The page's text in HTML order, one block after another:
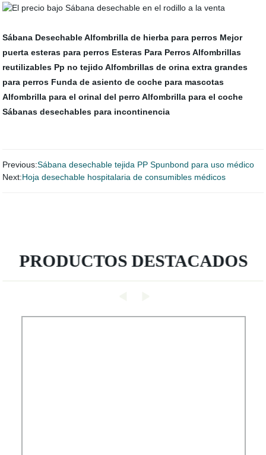
Sábana Desechable Alfombrilla de hierba para perros Mejor
puerta esteras para perros Esteras Para Perros Alfombrillas
reutilizables Pp no tejido Alfombrillas de orina extra grandes
para perros Funda de asiento de coche para mascotas
Alfombrilla para el orinal del perro Alfombrilla para el coche
Sábanas desechables para incontinencia
Previous:Sábana desechable tejida PP Spunbond para uso médico
Next:Hoja desechable hospitalaria de consumibles médicos
PRODUCTOS DESTACADOS